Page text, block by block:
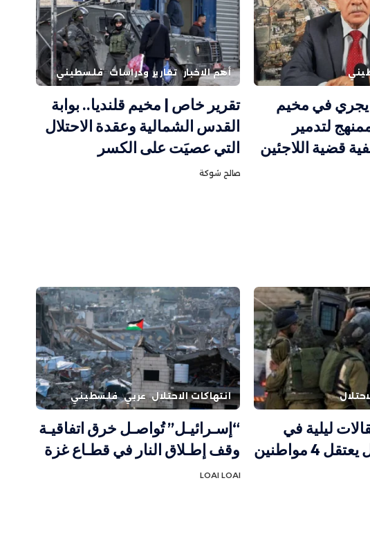
في مخيم
لتدمير
قضية اللاجئين
أهم الاخبار تقارير ودراسات فلسطيني
تقرير خاص | مخيم قلنديا.. بوابة
القدس الشمالية وعقدة الاحتلال
التي عصيَت على الكسر
صالح شوكة
ليلية في
نابلس.. الاحتلال يعتقل 4 مواطنين
انتهاكات الاحتلال عربي فلسطيني
“إسـرائيـل” تُواصـل خرق اتفاقيـة
وقف إطـلاق النار في قطـاع غزة
LOAI LOAI